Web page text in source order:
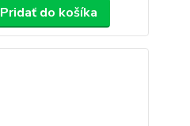
Pridať do košíka